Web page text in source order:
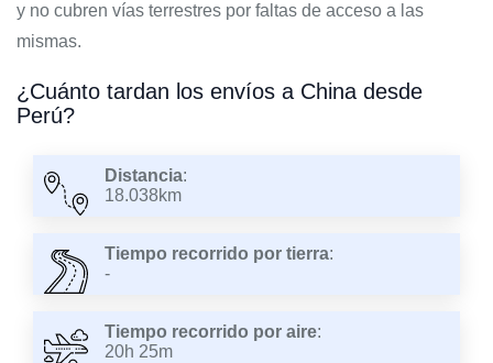
y no cubren vías terrestres por faltas de acceso a las
mismas.
¿Cuánto tardan los envíos a China desde
Perú?
Distancia:
18.038km
Tiempo recorrido por tierra:
-
Tiempo recorrido por aire:
20h 25m